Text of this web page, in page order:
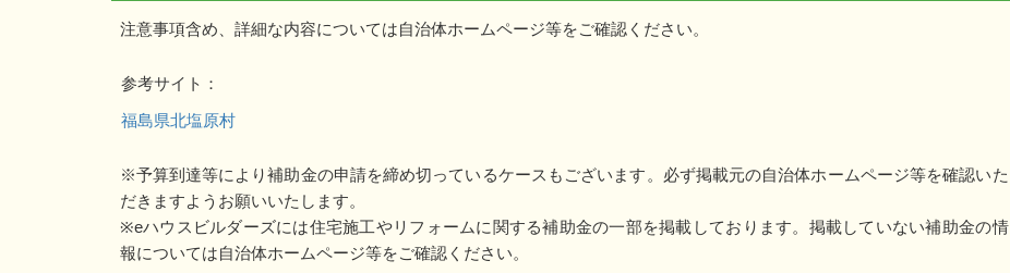
注意事項含め、詳細な内容については自治体ホームページ等をご確認ください。
参考サイト：
福島県北塩原村
※予算到達等により補助金の申請を締め切っているケースもございます。必ず掲載元の自治体ホームページ等を確認いた
だきますようお願いいたします。
※eハウスビルダーズには住宅施工やリフォームに関する補助金の一部を掲載しております。掲載していない補助金の情
報については自治体ホームページ等をご確認ください。